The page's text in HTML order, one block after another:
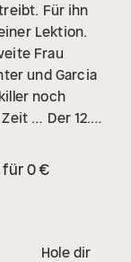
Für ihn
Lektion.
Frau
und Garcia
noch
Zeit … Der 12.
0 €
Hole dir